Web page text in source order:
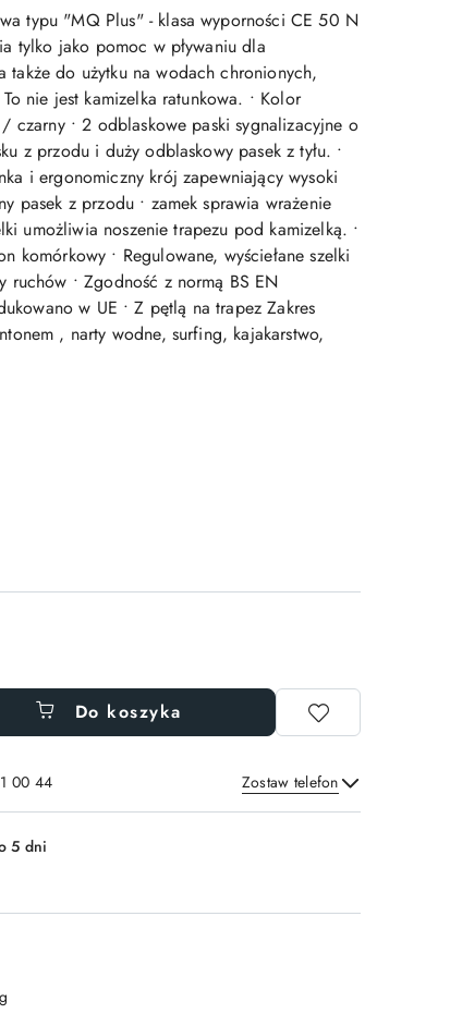
typu "MQ Plus" - klasa wyporności CE 50 N
tylko jako pomoc w pływaniu dla
także do użytku na wodach chronionych,
nie jest kamizelka ratunkowa. • Kolor
• 2 odblaskowe paski sygnalizacyjne o
z przodu i duży odblaskowy pasek z tyłu. •
i ergonomiczny krój zapewniający wysoki
pasek z przodu • zamek sprawia wrażenie
umożliwia noszenie trapezu pod kamizelką. •
komórkowy • Regulowane, wyściełane szelki
ruchów • Zgodność z normą BS EN
w UE • Z pętlą na trapez Zakres
, narty wodne, surfing, kajakarstwo,
Do koszyka
00 44 Zostaw telefon
Wyślij
5 dni